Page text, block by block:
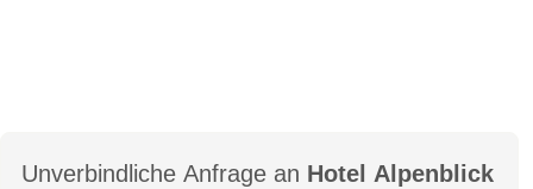
Unverbindliche Anfrage an Hotel Alpenblick